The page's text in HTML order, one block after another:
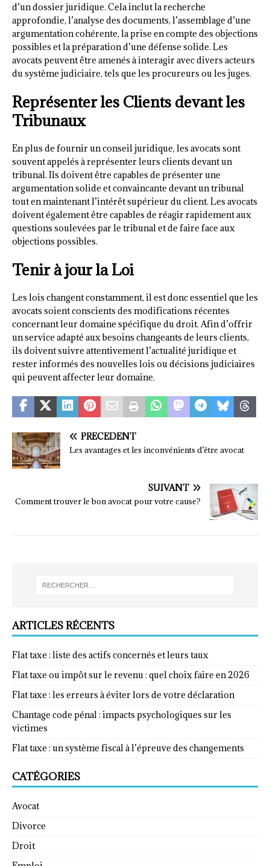
d’un dossier juridique. Cela inclut la recherche
approfondie, l’analyse des documents, l’assemblage d’une
argumentation cohérente, la prise en compte des objections
possibles et la préparation d’une défense solide. Les
avocats peuvent être amenés à interagir avec divers acteurs
du système judiciaire, tels que les procureurs ou les juges.
Représenter les Clients devant les
Tribunaux
En plus de fournir un conseil juridique, les avocats sont
souvent appelés à représenter leurs clients devant un
tribunal. Ils doivent être capables de présenter une
argumentation solide et convaincante devant un tribunal
tout en maintenant l’intérêt supérieur du client. Les avocats
doivent également être capables de réagir rapidement aux
questions soulevées par le tribunal et de faire face aux
objections possibles.
Tenir à jour la Loi
Les lois changent constamment, il est donc essentiel que les
avocats soient conscients des modifications récentes
concernant leur domaine spécifique du droit. Afin d’offrir
un service adapté aux besoins changeants de leurs clients,
ils doivent suivre attentivement l’actualité juridique et
rester informés des nouvelles lois ou décisions judiciaires
qui peuvent affecter leur domaine.
PRÉCÉDENT
Les avantages et les inconvénients d’être avocat
SUIVANT
Comment trouver le bon avocat pour votre cause?
ARTICLES RÉCENTS
Flat taxe : liste des actifs concernés et leurs taux
Flat taxe ou impôt sur le revenu : quel choix faire en 2026
Flat taxe : les erreurs à éviter lors de votre déclaration
Chantage code pénal : impacts psychologiques sur les
victimes
Flat taxe : un système fiscal à l’épreuve des changements
CATÉGORIES
Avocat
Divorce
Droit